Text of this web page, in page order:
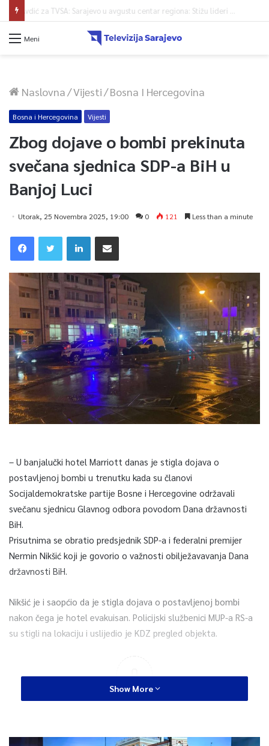
Meni
Naslovna/Vijesti/Bosna I Hercegovina
Bosna i Hercegovina Vijesti
Zbog dojave o bombi prekinuta
svečana sjednica SDP-a BiH u
Banjoj Luci
Utorak, 25 Novembra 2025, 19:00 0 121 Less than a minute
– U banjalučki hotel Marriott danas je stigla dojava o
postavljenoj bombi u trenutku kada su članovi
Socijaldemokratske partije Bosne i Hercegovine održavali
svečanu sjednicu Glavnog odbora povodom Dana državnosti
BiH.
Prisutnima se obratio predsjednik SDP-a i federalni premijer
Nermin Nikšić koji je govorio o važnosti obilježavavanja Dana
državnosti BiH.
Nikšić je i saopćio da je stigla dojava o postavljenoj bombi
nakon čega je hotel evakuisan. Policijski službenici MUP-a RS-a
su stigli na lokaciju i uslijedio je KDZ pregled objekta.
0
Article Rating
Show More